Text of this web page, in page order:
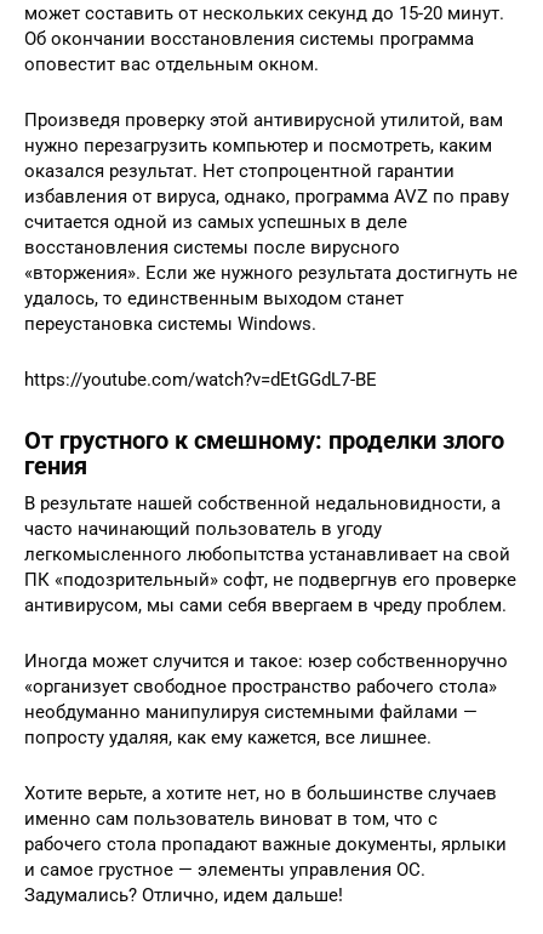
может составить от нескольких секунд до 15-20 минут.
Об окончании восстановления системы программа
оповестит вас отдельным окном.
Произведя проверку этой антивирусной утилитой, вам
нужно перезагрузить компьютер и посмотреть, каким
оказался результат. Нет стопроцентной гарантии
избавления от вируса, однако, программа AVZ по праву
считается одной из самых успешных в деле
восстановления системы после вирусного
«вторжения». Если же нужного результата достигнуть не
удалось, то единственным выходом станет
переустановка системы Windows.
https://youtube.com/watch?v=dEtGGdL7-BE
От грустного к смешному: проделки злого
гения
В результате нашей собственной недальновидности, а
часто начинающий пользователь в угоду
легкомысленного любопытства устанавливает на свой
ПК «подозрительный» софт, не подвергнув его проверке
антивирусом, мы сами себя ввергаем в чреду проблем.
Иногда может случится и такое: юзер собственноручно
«организует свободное пространство рабочего стола»
необдуманно манипулируя системными файлами —
попросту удаляя, как ему кажется, все лишнее.
Хотите верьте, а хотите нет, но в большинстве случаев
именно сам пользователь виноват в том, что с
рабочего стола пропадают важные документы, ярлыки
и самое грустное — элементы управления ОС.
Задумались? Отлично, идем дальше!